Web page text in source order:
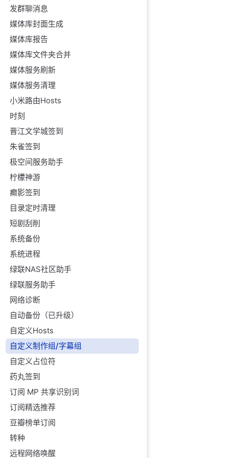
发群聊消息
媒体库封面生成
媒体库报告
媒体库文件夹合并
媒体服务刷新
媒体服务清理
小米路由Hosts
时刻
晋江文学城签到
朱雀签到
极空间服务助手
柠檬神游
癫影签到
目录定时清理
短剧刮削
系统备份
系统进程
绿联NAS社区助手
绿联服务助手
网络诊断
自动备份（已升级）
自定义Hosts
自定义制作组/字幕组
自定义占位符
药丸签到
订阅 MP 共享识别词
订阅精选推荐
豆瓣榜单订阅
转种
远程网络唤醒